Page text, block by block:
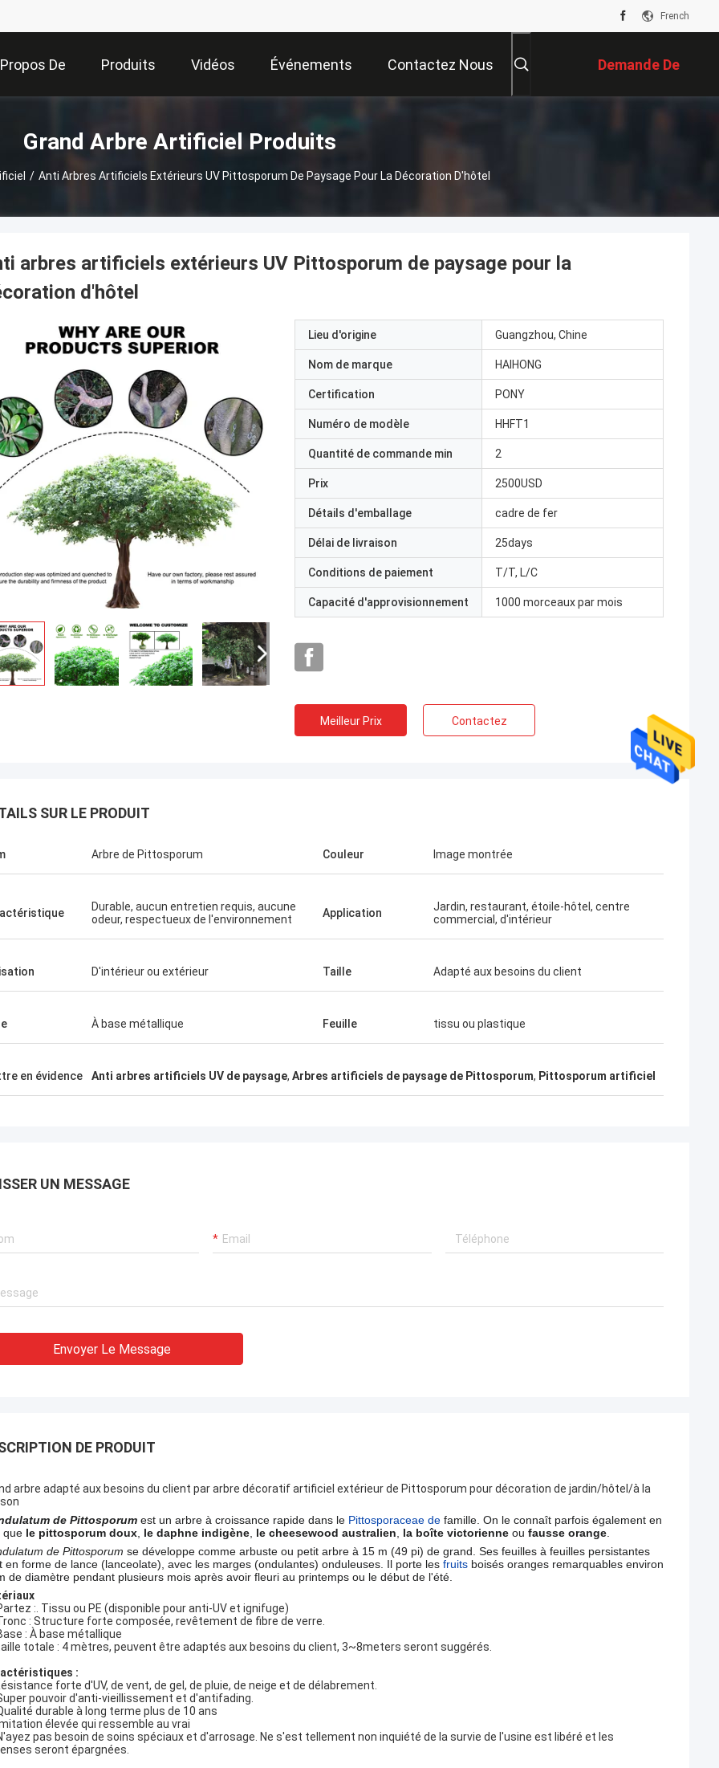
French
De
Nous
Produits Vidéos Événements Contactez Nous Demande De
Soumission
Grand Arbre Artificiel Produits
/ Anti Arbres Artificiels Extérieurs UV Pittosporum De Paysage Pour La Décoration D'hôtel
Esprit vert
choisi la société de Haihong
de leurs produits, grande
aux détails, et soin élevé de
à tous nos besoins. Ils ont
un 一 de service professionnel
arbres artificiels extérieurs UV Pittosporum de paysage pour la
d'hôtel
Lieu d'origine Guangzhou, Chine
Nom de marque HAIHONG
Certification PONY
Numéro de modèle HHFT1
Quantité de commande min 2
Prix 2500USD
Détails d'emballage cadre de fer
Délai de livraison 25days
Conditions de paiement T/T, L/C
Capacité d'approvisionnement 1000 morceaux par mois
Meilleur Prix Contactez
SUR LE PRODUIT
Arbre de Pittosporum Couleur Image montrée
Durable, aucun entretien requis, aucune
odeur, respectueux de l'environnement
Application
Jardin, restaurant, étoile-hôtel, centre
commercial, d'intérieur
D'intérieur ou extérieur Taille Adapté aux besoins du client
À base métallique Feuille tissu ou plastique
en évidence Anti arbres artificiels UV de paysage, Arbres artificiels de paysage de Pittosporum, Pittosporum artificiel
UN MESSAGE
Envoyer Le Message
DE PRODUIT
arbre adapté aux besoins du client par arbre décoratif artificiel extérieur de Pittosporum pour décoration de jardin/hôtel/à la
de Pittosporum est un arbre à croissance rapide dans le Pittosporaceae de famille. On le connaît parfois également en
que le pittosporum doux le daphne indigène le cheesewood australien la boîte victorienne ou fausse orange
de Pittosporum se développe comme arbuste ou petit arbre à 15 m (49 pi) de grand. Ses feuilles à feuilles persistantes
en forme de lance (lanceolate), avec les marges (ondulantes) onduleuses. Il porte les fruits boisés oranges remarquables environ
de diamètre pendant plusieurs mois après avoir fleuri au printemps ou le début de l'été.
:. Tissu ou PE (disponible pour anti-UV et ignifuge)
: Structure forte composée, revêtement de fibre de verre.
: À base métallique
totale : 4 mètres, peuvent être adaptés aux besoins du client, 3~8meters seront suggérés.
:
forte d'UV, de vent, de gel, de pluie, de neige et de délabrement.
pouvoir d'anti-vieillissement et d'antifading.
durable à long terme plus de 10 ans
élevée qui ressemble au vrai
pas besoin de soins spéciaux et d'arrosage. Ne s'est tellement non inquiété de la survie de l'usine est libéré et les
seront épargnées.